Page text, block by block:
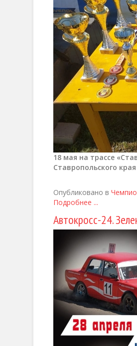
18 мая на трассе
Ставропольского
Опубликовано в
Подробнее ...
Автокросс-24.